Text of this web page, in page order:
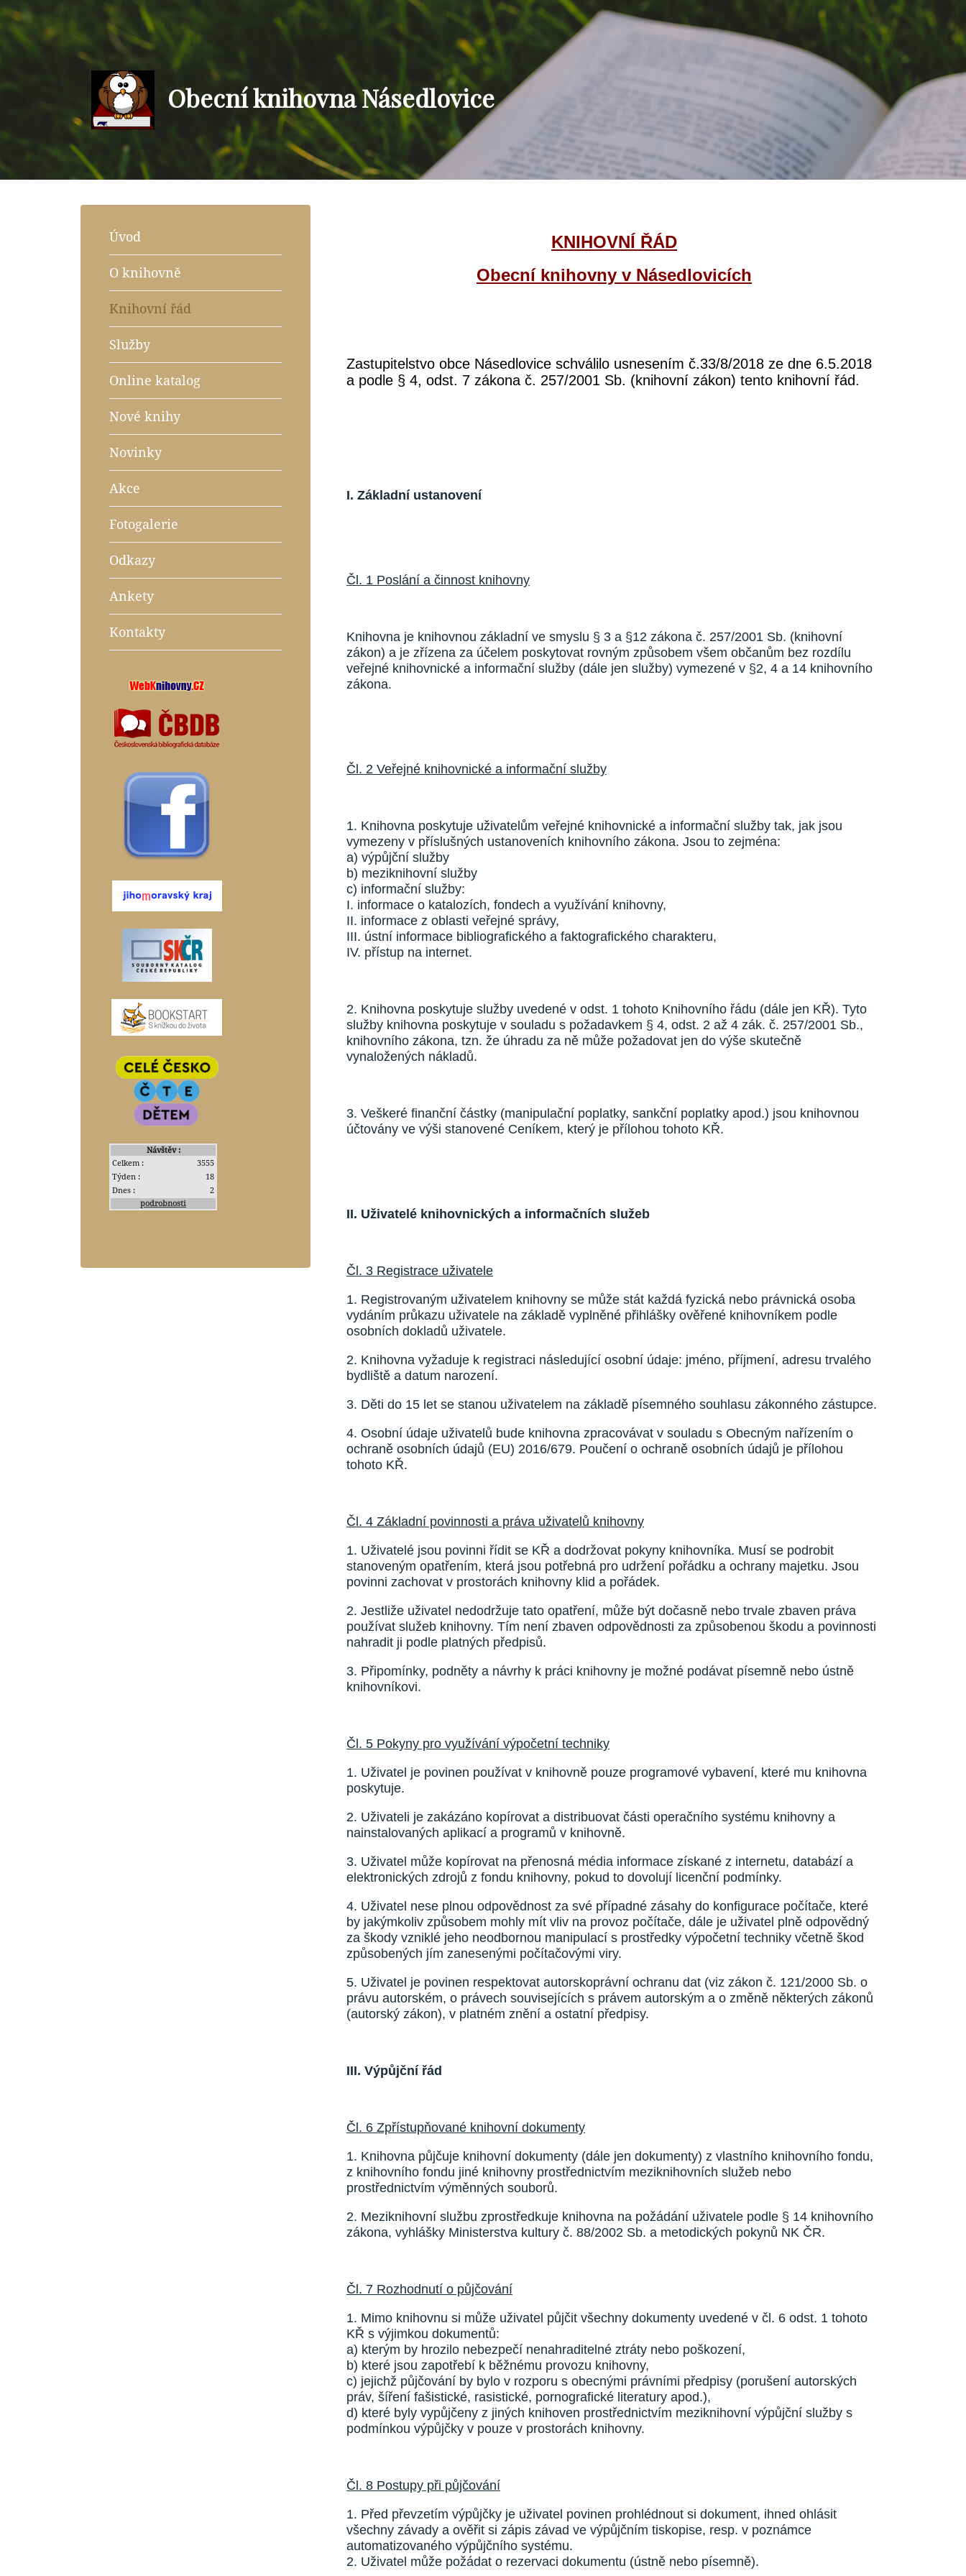
Obecní knihovna Násedlovice
Úvod
O knihovně
Knihovní řád
Služby
Online katalog
Nové knihy
Novinky
Akce
Fotogalerie
Odkazy
Ankety
Kontakty
Návštěv :
Celkem :
3555
Týden :
18
Dnes :
2
podrobnosti
KNIHOVNÍ ŘÁD
Obecní knihovny v Násedlovicích
Zastupitelstvo obce Násedlovice schválilo usnesením č.33/8/2018 ze dne 6.5.2018
a podle § 4, odst. 7 zákona č. 257/2001 Sb. (knihovní zákon) tento knihovní řád.
I. Základní ustanovení
Čl. 1 Poslání a činnost knihovny
Knihovna je knihovnou základní ve smyslu § 3 a §12 zákona č. 257/2001 Sb. (knihovní
zákon) a je zřízena za účelem poskytovat rovným způsobem všem občanům bez rozdílu
veřejné knihovnické a informační služby (dále jen služby) vymezené v §2, 4 a 14 knihovního
zákona.
Čl. 2 Veřejné knihovnické a informační služby
1. Knihovna poskytuje uživatelům veřejné knihovnické a informační služby tak, jak jsou
vymezeny v příslušných ustanoveních knihovního zákona. Jsou to zejména:
a) výpůjční služby
b) meziknihovní služby
c) informační služby:
I. informace o katalozích, fondech a využívání knihovny,
II. informace z oblasti veřejné správy,
III. ústní informace bibliografického a faktografického charakteru,
IV. přístup na internet.
2. Knihovna poskytuje služby uvedené v odst. 1 tohoto Knihovního řádu (dále jen KŘ). Tyto
služby knihovna poskytuje v souladu s požadavkem § 4, odst. 2 až 4 zák. č. 257/2001 Sb.,
knihovního zákona, tzn. že úhradu za ně může požadovat jen do výše skutečně
vynaložených nákladů.
3. Veškeré finanční částky (manipulační poplatky, sankční poplatky apod.) jsou knihovnou
účtovány ve výši stanovené Ceníkem, který je přílohou tohoto KŘ.
II. Uživatelé knihovnických a informačních služeb
Čl. 3 Registrace uživatele
1. Registrovaným uživatelem knihovny se může stát každá fyzická nebo právnická osoba
vydáním průkazu uživatele na základě vyplněné přihlášky ověřené knihovníkem podle
osobních dokladů uživatele.
2. Knihovna vyžaduje k registraci následující osobní údaje: jméno, příjmení, adresu trvalého
bydliště a datum narození.
3. Děti do 15 let se stanou uživatelem na základě písemného souhlasu zákonného zástupce.
4. Osobní údaje uživatelů bude knihovna zpracovávat v souladu s Obecným nařízením o
ochraně osobních údajů (EU) 2016/679. Poučení o ochraně osobních údajů je přílohou
tohoto KŘ.
Čl. 4 Základní povinnosti a práva uživatelů knihovny
1. Uživatelé jsou povinni řídit se KŘ a dodržovat pokyny knihovníka. Musí se podrobit
stanoveným opatřením, která jsou potřebná pro udržení pořádku a ochrany majetku. Jsou
povinni zachovat v prostorách knihovny klid a pořádek.
2. Jestliže uživatel nedodržuje tato opatření, může být dočasně nebo trvale zbaven práva
používat služeb knihovny. Tím není zbaven odpovědnosti za způsobenou škodu a povinnosti
nahradit ji podle platných předpisů.
3. Připomínky, podněty a návrhy k práci knihovny je možné podávat písemně nebo ústně
knihovníkovi.
Čl. 5 Pokyny pro využívání výpočetní techniky
1. Uživatel je povinen používat v knihovně pouze programové vybavení, které mu knihovna
poskytuje.
2. Uživateli je zakázáno kopírovat a distribuovat části operačního systému knihovny a
nainstalovaných aplikací a programů v knihovně.
3. Uživatel může kopírovat na přenosná média informace získané z internetu, databází a
elektronických zdrojů z fondu knihovny, pokud to dovolují licenční podmínky.
4. Uživatel nese plnou odpovědnost za své případné zásahy do konfigurace počítače, které
by jakýmkoliv způsobem mohly mít vliv na provoz počítače, dále je uživatel plně odpovědný
za škody vzniklé jeho neodbornou manipulací s prostředky výpočetní techniky včetně škod
způsobených jím zanesenými počítačovými viry.
5. Uživatel je povinen respektovat autorskoprávní ochranu dat (viz zákon č. 121/2000 Sb. o
právu autorském, o právech souvisejících s právem autorským a o změně některých zákonů
(autorský zákon), v platném znění a ostatní předpisy.
III. Výpůjční řád
Čl. 6 Zpřístupňované knihovní dokumenty
1. Knihovna půjčuje knihovní dokumenty (dále jen dokumenty) z vlastního knihovního fondu,
z knihovního fondu jiné knihovny prostřednictvím meziknihovních služeb nebo
prostřednictvím výměnných souborů.
2. Meziknihovní službu zprostředkuje knihovna na požádání uživatele podle § 14 knihovního
zákona, vyhlášky Ministerstva kultury č. 88/2002 Sb. a metodických pokynů NK ČR.
Čl. 7 Rozhodnutí o půjčování
1. Mimo knihovnu si může uživatel půjčit všechny dokumenty uvedené v čl. 6 odst. 1 tohoto
KŘ s výjimkou dokumentů:
a) kterým by hrozilo nebezpečí nenahraditelné ztráty nebo poškození,
b) které jsou zapotřebí k běžnému provozu knihovny,
c) jejichž půjčování by bylo v rozporu s obecnými právními předpisy (porušení autorských
práv, šíření fašistické, rasistické, pornografické literatury apod.),
d) které byly vypůjčeny z jiných knihoven prostřednictvím meziknihovní výpůjční služby s
podmínkou výpůjčky v pouze v prostorách knihovny.
Čl. 8 Postupy při půjčování
1. Před převzetím výpůjčky je uživatel povinen prohlédnout si dokument, ihned ohlásit
všechny závady a ověřit si zápis závad ve výpůjčním tiskopise, resp. v poznámce
automatizovaného výpůjčního systému.
2. Uživatel může požádat o rezervaci dokumentu (ústně nebo písemně).